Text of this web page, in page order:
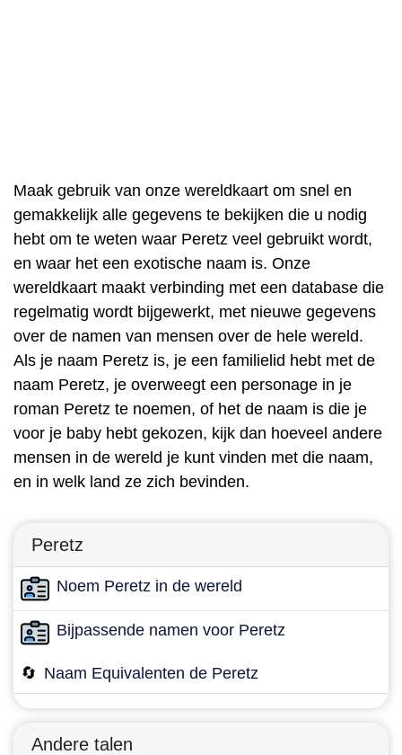
Maak gebruik van onze wereldkaart om snel en
gemakkelijk alle gegevens te bekijken die u nodig
hebt om te weten waar Peretz veel gebruikt wordt,
en waar het een exotische naam is. Onze
wereldkaart maakt verbinding met een database die
regelmatig wordt bijgewerkt, met nieuwe gegevens
over de namen van mensen over de hele wereld.
Als je naam Peretz is, je een familielid hebt met de
naam Peretz, je overweegt een personage in je
roman Peretz te noemen, of het de naam is die je
voor je baby hebt gekozen, kijk dan hoeveel andere
mensen in de wereld je kunt vinden met die naam,
en in welk land ze zich bevinden.
Peretz
Noem Peretz in de wereld
Bijpassende namen voor Peretz
🔄 Naam Equivalenten de Peretz
Andere talen